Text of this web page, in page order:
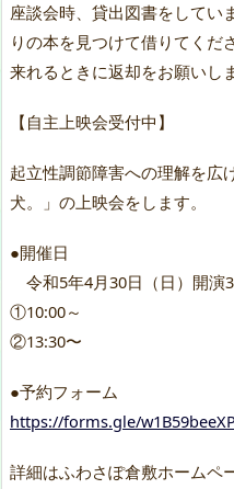
座談会時、貸出図書をしてい
りの本を見つけて借りてくだ
来れるときに返却をお願いし
【自主上映会受付中】
起立性調節障害への理解を広
犬。」の上映会をします。
●開催日
令和5年4月30日（日）開演
①10:00～
②13:30〜
●予約フォーム
https://forms.gle/
詳細はふわさぽ倉敷ホームペ